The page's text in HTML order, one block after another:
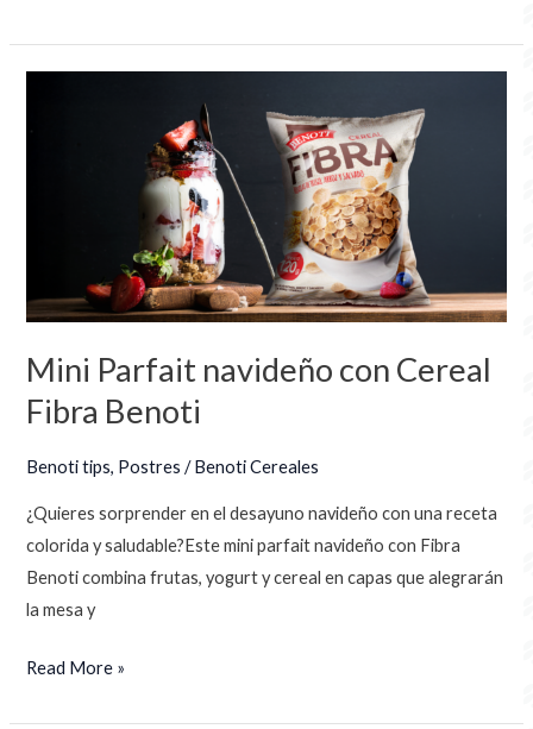
Mini Parfait navideño con Cereal
Fibra Benoti
Benoti tips, Postres /Benoti Cereales
¿Quieres sorprender en el desayuno navideño con una receta
colorida y saludable?Este mini parfait navideño con Fibra
Benoti combina frutas, yogurt y cereal en capas que alegrarán
la mesa y
Read More »